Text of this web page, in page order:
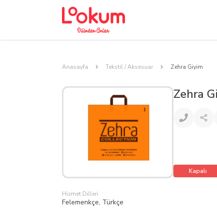
Anasayfa Tekstil / Aksesuar Zehra Giyim
Zehra
Kapalı
Hizmet Dilleri
Felemenkçe, Türkçe